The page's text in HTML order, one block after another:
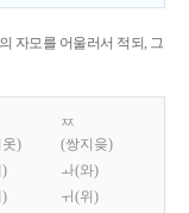
자모를 어울러서 적되, 그
)
ㅉ
(쌍지읒)
)
ㅘ(와)
ㅟ(위)